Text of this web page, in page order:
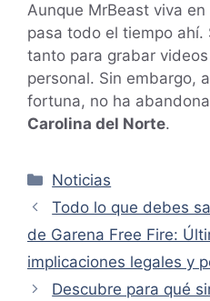
Aunque MrBeast viva
pasa todo el tiempo
tanto para grabar
personal. Sin embargo,
fortuna, no ha
Carolina del Norte.
Categorías
Noticias
Todo lo que debes
de Garena Free Fire:
implicaciones legales y
Descubre para qué